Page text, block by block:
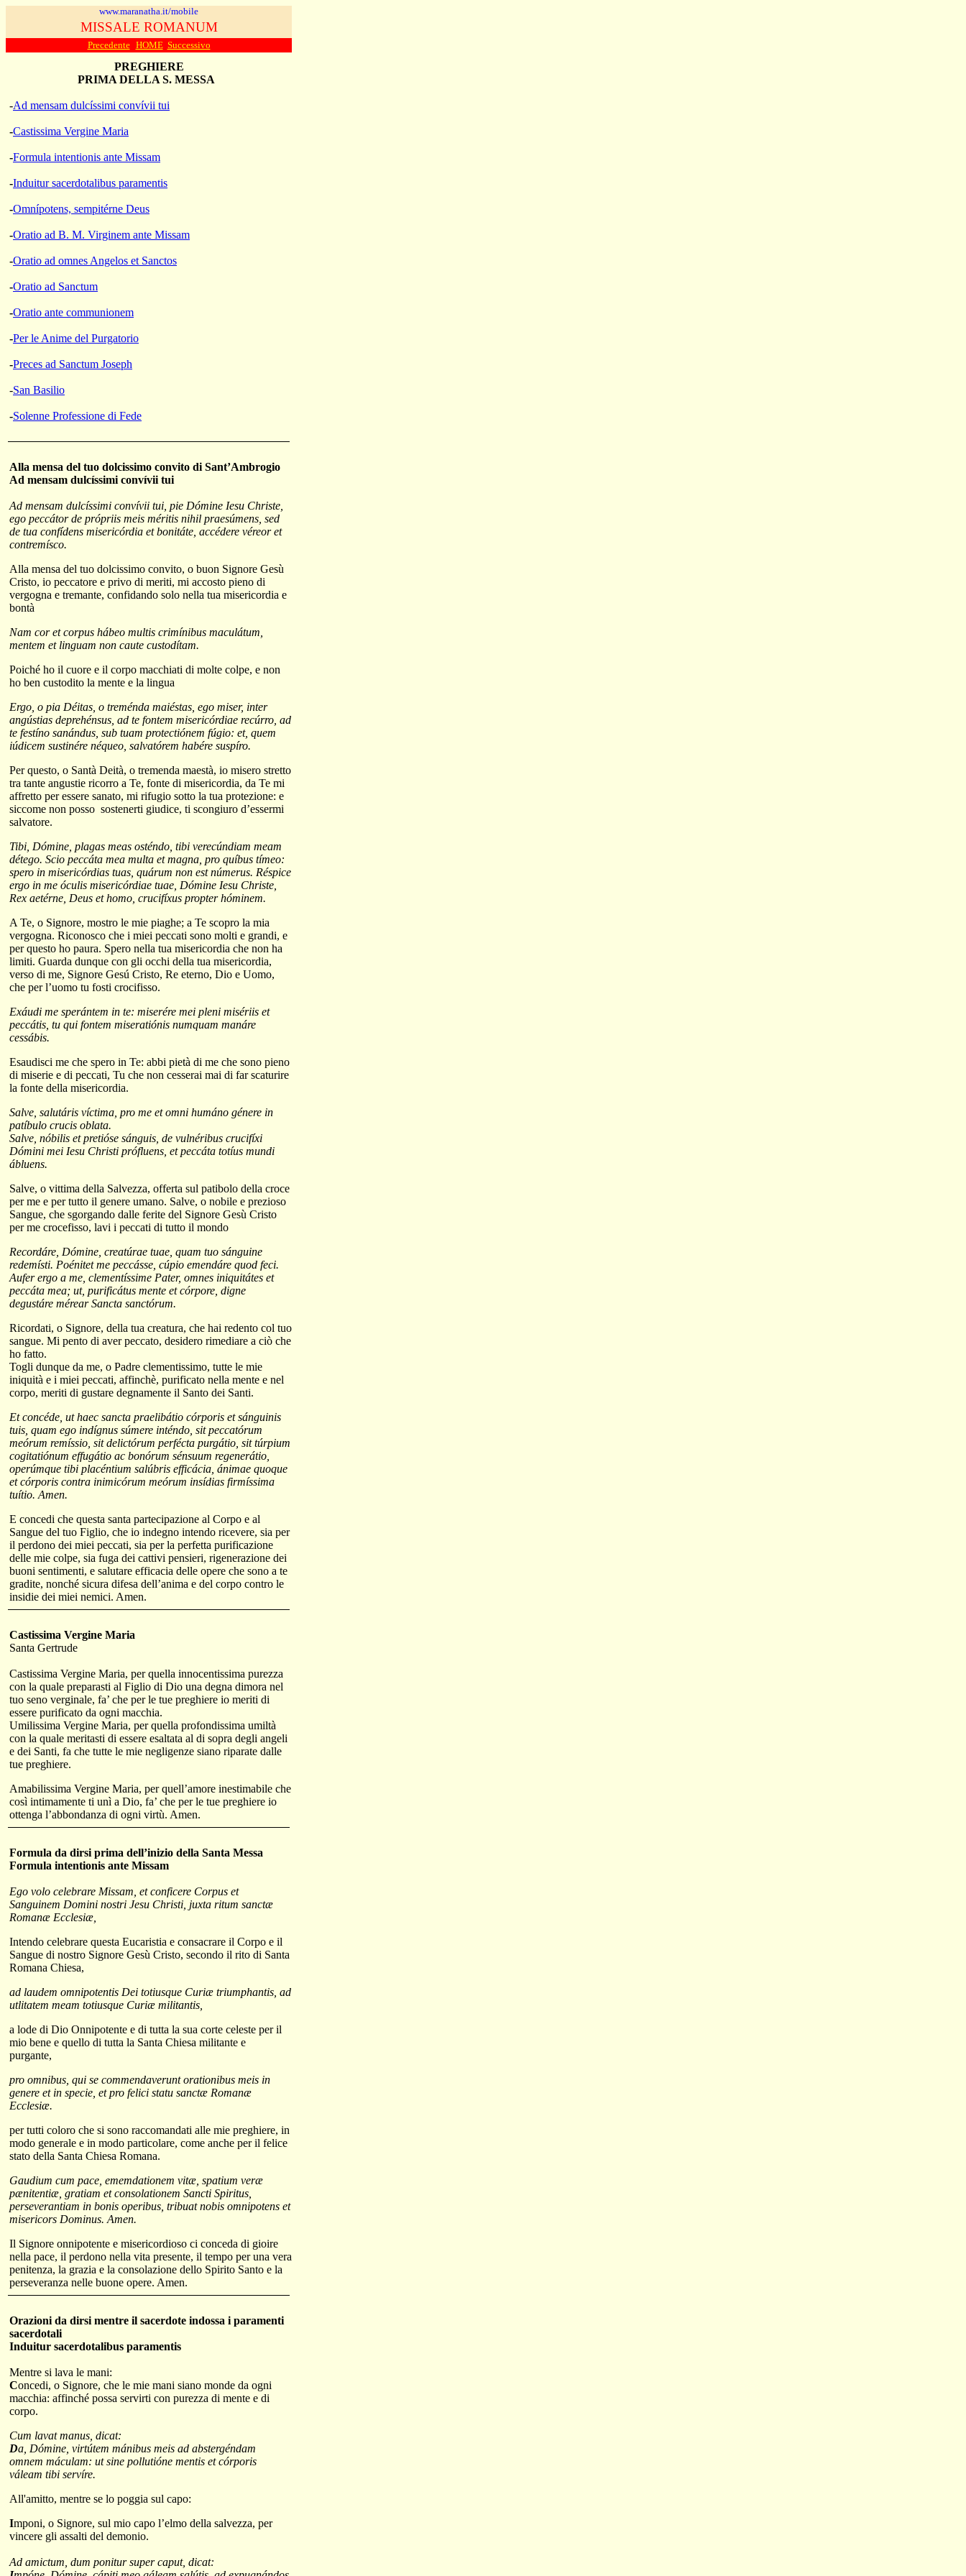
www.maranatha.it/mobile
MISSALE ROMANUM
Precedente HOME Successivo
PREGHIERE
PRIMA DELLA S. MESSA
-Ad mensam dulcíssimi convívii tui
-Castissima Vergine Maria
-Formula intentionis ante Missam
-Induitur sacerdotalibus paramentis
-Omnípotens, sempitérne Deus
-Oratio ad B. M. Virginem ante Missam
-Oratio ad omnes Angelos et Sanctos
-Oratio ad Sanctum
-Oratio ante communionem
-Per le Anime del Purgatorio
-Preces ad Sanctum Joseph
-San Basilio
-Solenne Professione di Fede
Alla mensa del tuo dolcissimo convito di Sant’Ambrogio
Ad mensam dulcíssimi convívii tui
Ad mensam dulcíssimi convívii tui, pie Dómine Iesu Christe,
ego peccátor de própriis meis méritis nihil praesúmens, sed
de tua confídens misericórdia et bonitáte, accédere véreor et
contremísco.
Alla mensa del tuo dolcissimo convito, o buon Signore Gesù
Cristo, io peccatore e privo di meriti, mi accosto pieno di
vergogna e tremante, confidando solo nella tua misericordia e
bontà
Nam cor et corpus hábeo multis crimínibus maculátum,
mentem et linguam non caute custodítam.
Poiché ho il cuore e il corpo macchiati di molte colpe, e non
ho ben custodito la mente e la lingua
Ergo, o pia Déitas, o treménda maiéstas, ego miser, inter
angústias deprehénsus, ad te fontem misericórdiae recúrro, ad
te festíno sanándus, sub tuam protectiónem fúgio: et, quem
iúdicem sustinére néqueo, salvatórem habére suspíro.
Per questo, o Santà Deità, o tremenda maestà, io misero stretto
tra tante angustie ricorro a Te, fonte di misericordia, da Te mi
affretto per essere sanato, mi rifugio sotto la tua protezione: e
siccome non posso sostenerti giudice, ti scongiuro d’essermi
salvatore.
Tibi, Dómine, plagas meas osténdo, tibi verecúndiam meam
détego. Scio peccáta mea multa et magna, pro quíbus tímeo:
spero in misericórdias tuas, quárum non est númerus. Réspice
ergo in me óculis misericórdiae tuae, Dómine Iesu Christe,
Rex aetérne, Deus et homo, crucifíxus propter hóminem.
A Te, o Signore, mostro le mie piaghe; a Te scopro la mia
vergogna. Riconosco che i miei peccati sono molti e grandi, e
per questo ho paura. Spero nella tua misericordia che non ha
limiti. Guarda dunque con gli occhi della tua misericordia,
verso di me, Signore Gesú Cristo, Re eterno, Dio e Uomo,
che per l’uomo tu fosti crocifisso.
Exáudi me sperántem in te: miserére mei pleni misériis et
peccátis, tu qui fontem miseratiónis numquam manáre
cessábis.
Esaudisci me che spero in Te: abbi pietà di me che sono pieno
di miserie e di peccati, Tu che non cesserai mai di far scaturire
la fonte della misericordia.
Salve, salutáris víctima, pro me et omni humáno génere in
patíbulo crucis oblata.
Salve, nóbilis et pretióse sánguis, de vulnéribus crucifíxi
Dómini mei Iesu Christi prófluens, et peccáta totíus mundi
ábluens.
Salve, o vittima della Salvezza, offerta sul patibolo della croce
per me e per tutto il genere umano. Salve, o nobile e prezioso
Sangue, che sgorgando dalle ferite del Signore Gesù Cristo
per me crocefisso, lavi i peccati di tutto il mondo
Recordáre, Dómine, creatúrae tuae, quam tuo sánguine
redemísti. Poénitet me peccásse, cúpio emendáre quod feci.
Aufer ergo a me, clementíssime Pater, omnes iniquitátes et
peccáta mea; ut, purificátus mente et córpore, digne
degustáre mérear Sancta sanctórum.
Ricordati, o Signore, della tua creatura, che hai redento col tuo
sangue. Mi pento di aver peccato, desidero rimediare a ciò che
ho fatto.
Togli dunque da me, o Padre clementissimo, tutte le mie
iniquità e i miei peccati, affinchè, purificato nella mente e nel
corpo, meriti di gustare degnamente il Santo dei Santi.
Et concéde, ut haec sancta praelibátio córporis et sánguinis
tuis, quam ego indígnus súmere inténdo, sit peccatórum
meórum remíssio, sit delictórum perfécta purgátio, sit túrpium
cogitatiónum effugátio ac bonórum sénsuum regenerátio,
operúmque tibi placéntium salúbris efficácia, ánimae quoque
et córporis contra inimicórum meórum insídias firmíssima
tuítio. Amen.
E concedi che questa santa partecipazione al Corpo e al
Sangue del tuo Figlio, che io indegno intendo ricevere, sia per
il perdono dei miei peccati, sia per la perfetta purificazione
delle mie colpe, sia fuga dei cattivi pensieri, rigenerazione dei
buoni sentimenti, e salutare efficacia delle opere che sono a te
gradite, nonché sicura difesa dell’anima e del corpo contro le
insidie dei miei nemici. Amen.
Castissima Vergine Maria
Santa Gertrude
Castissima Vergine Maria, per quella innocentissima purezza
con la quale preparasti al Figlio di Dio una degna dimora nel
tuo seno verginale, fa’ che per le tue preghiere io meriti di
essere purificato da ogni macchia.
Umilissima Vergine Maria, per quella profondissima umiltà
con la quale meritasti di essere esaltata al di sopra degli angeli
e dei Santi, fa che tutte le mie negligenze siano riparate dalle
tue preghiere.
Amabilissima Vergine Maria, per quell’amore inestimabile che
così intimamente ti unì a Dio, fa’ che per le tue preghiere io
ottenga l’abbondanza di ogni virtù. Amen.
Formula da dirsi prima dell’inizio della Santa Messa
Formula intentionis ante Missam
Ego volo celebrare Missam, et conficere Corpus et
Sanguinem Domini nostri Jesu Christi, juxta ritum sanctæ
Romanæ Ecclesiæ,
Intendo celebrare questa Eucaristia e consacrare il Corpo e il
Sangue di nostro Signore Gesù Cristo, secondo il rito di Santa
Romana Chiesa,
ad laudem omnipotentis Dei totiusque Curiæ triumphantis, ad
utlitatem meam totiusque Curiæ militantis,
a lode di Dio Onnipotente e di tutta la sua corte celeste per il
mio bene e quello di tutta la Santa Chiesa militante e
purgante,
pro omnibus, qui se commendaverunt orationibus meis in
genere et in specie, et pro felici statu sanctæ Romanæ
Ecclesiæ.
per tutti coloro che si sono raccomandati alle mie preghiere, in
modo generale e in modo particolare, come anche per il felice
stato della Santa Chiesa Romana.
Gaudium cum pace, ememdationem vitæ, spatium veræ
pænitentiæ, gratiam et consolationem Sancti Spiritus,
perseverantiam in bonis operibus, tribuat nobis omnipotens et
misericors Dominus. Amen.
Il Signore onnipotente e misericordioso ci conceda di gioire
nella pace, il perdono nella vita presente, il tempo per una vera
penitenza, la grazia e la consolazione dello Spirito Santo e la
perseveranza nelle buone opere. Amen.
Orazioni da dirsi mentre il sacerdote indossa i paramenti
sacerdotali
Induitur sacerdotalibus paramentis
Mentre si lava le mani:
Concedi, o Signore, che le mie mani siano monde da ogni
macchia: affinché possa servirti con purezza di mente e di
corpo.
Cum lavat manus, dicat:
Da, Dómine, virtútem mánibus meis ad abstergéndam
omnem máculam: ut sine pollutióne mentis et córporis
váleam tibi servíre.
All'amitto, mentre se lo poggia sul capo:
Imponi, o Signore, sul mio capo l’elmo della salvezza, per
vincere gli assalti del demonio.
Ad amictum, dum ponitur super caput, dicat: